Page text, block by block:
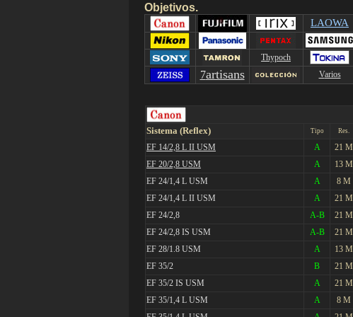
Objetivos.
LAOWA
Thypoch
7artisans Varios
Sistema (Reflex) Tipo Res.
EF 14/2,8 L II USM A 21 M
EF 20/2,8 USM
A 13 M
EF 24/1,4 L USM
A 8 M
EF 24/1,4 L II USM
A 21 M
EF 24/2,8
A-B 21 M
EF 24/2,8 IS USM
A-B 21 M
EF 28/1.8 USM
A 13 M
EF 35/2
B 21 M
EF 35/2 IS USM
A 21 M
EF 35/1,4 L USM
A 8 M